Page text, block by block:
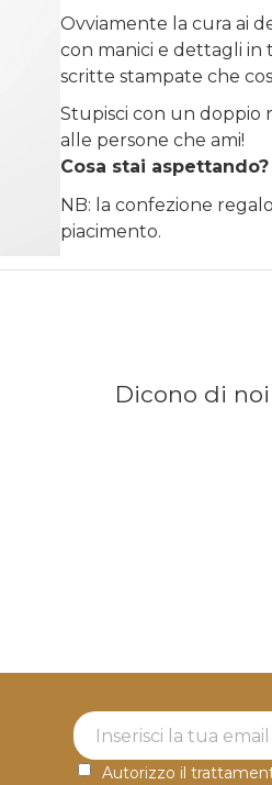
Ovviamente la cura ai
con manici e dettagli in
scritte stampate che
Stupisci con un doppio
alle persone che ami!
Cosa stai
NB: la confezione
piacimento.
Dicono di noi
Newsletter Label
Autorizzo il